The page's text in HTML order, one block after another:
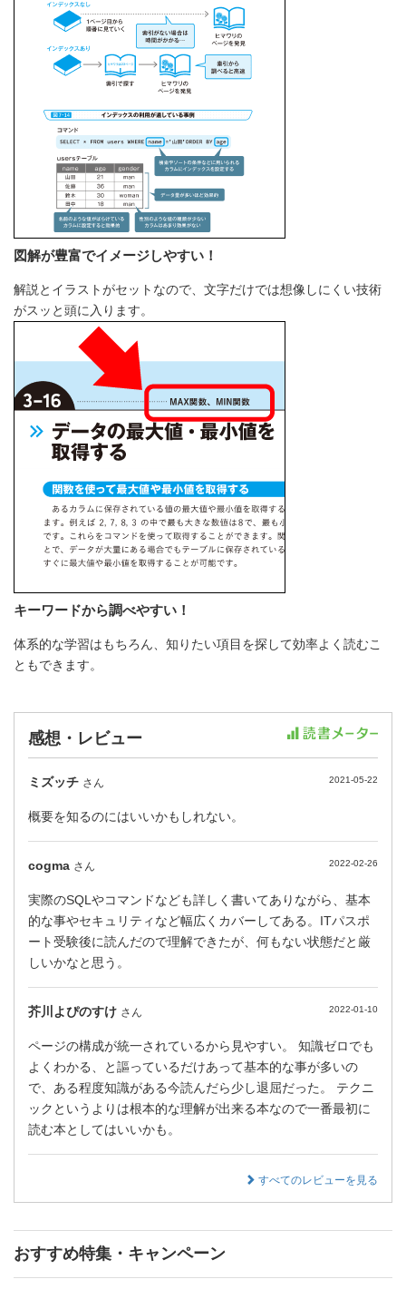
図解が豊富でイメージしやすい！
解説とイラストがセットなので、文字だけでは想像しにくい技術
がスッと頭に入ります。
キーワードから調べやすい！
体系的な学習はもちろん、知りたい項目を探して効率よく読むこ
ともできます。
感想・レビュー
ミズッチ さん 2021-05-22
概要を知るのにはいいかもしれない。
cogma さん 2022-02-26
実際のSQLやコマンドなども詳しく書いてありながら、基本
的な事やセキュリティなど幅広くカバーしてある。ITパスポ
ート受験後に読んだので理解できたが、何もない状態だと厳
しいかなと思う。
芥川よぴのすけ さん 2022-01-10
ページの構成が統一されているから見やすい。 知識ゼロでも
よくわかる、と謳っているだけあって基本的な事が多いの
で、ある程度知識がある今読んだら少し退屈だった。 テクニ
ックというよりは根本的な理解が出来る本なので一番最初に
読む本としてはいいかも。
すべてのレビューを見る
おすすめ特集・キャンペーン